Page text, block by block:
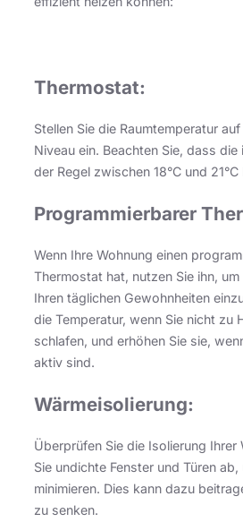
Thermostat:
Stellen Sie die Raumtemperatur
Niveau ein. Beachten Sie, dass die
der Regel zwischen 18°C und 21°C
Programmierbarer
Wenn Ihre Wohnung einen
Thermostat hat, nutzen Sie ihn,
Ihren täglichen Gewohnheiten
die Temperatur, wenn Sie nicht zu
schlafen, und erhöhen Sie sie,
aktiv sind.
Wärmeisolierung:
Überprüfen Sie die Isolierung Ihrer
Sie undichte Fenster und Türen
minimieren. Dies kann dazu
zu senken.